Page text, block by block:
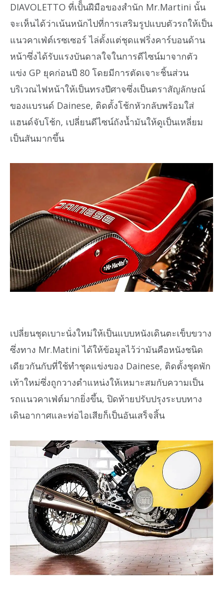
DIAVOLETTO ที่เป้็นฝีมือของสำนัก Mr.Martini นั้น
จะเห็นได้ว่าเน้นหนักไปที่การเสริมรูปแบบตัวรถให้เป็น
แนวคาเฟ่ต์เรซเซอร์ ไล่ตั้งแต่ชุดแฟริ่งคาร์บอนด้าน
หน้าซึ่งได้รับแรงบันดาลใจในการดีไซน์มาจากตัว
แข่ง GP ยุคก่อนปี 80 โดยมีการตัดเจาะชิ้นส่วน
บริเวณไฟหน้าให้เป็นทรงปีศาจซึ่งเป็นตราสัญลักษณ์
ของแบรนด์ Dainese, ติดตั้งโช้กหัวกลับพร้อมใส่
แฮนด์จับโช้ก, เปลี่ยนดีไซน์ถังน้ำมันให้ดูเป็นเหลี่ยม
เป็นสันมากขึ้น
เปลี่ยนชุดเบาะนั่งใหม่ให้เป็นแบบหนังเดินตะเข็บขวาง
ซึ่งทาง Mr.Matini ได้ให้ข้อมูลไว้ว่ามันคือหนังชนิด
เดียวกันกับที่ใช้ทำชุดแข่งของ Dainese, ติดตั้งชุดพัก
เท้าใหม่ซึ่งถูกวางตำแหน่งให้เหมาะสมกับความเป็น
รถแนวคาเฟ่ต์มากยิ่งขึ้น, ปิดท้ายปรับปรุงระบบทาง
เดินอากาศและท่อไอเสียก็เป็นอันเสร็จสิ้น